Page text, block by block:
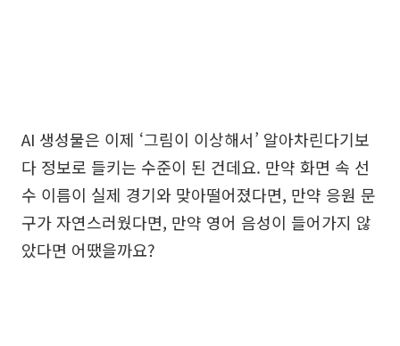
AI 생성물은 이제 ‘그림이 이상해서’ 알아차린다기보
다 정보로 들키는 수준이 된 건데요. 만약 화면 속 선
수 이름이 실제 경기와 맞아떨어졌다면, 만약 응원 문
구가 자연스러웠다면, 만약 영어 음성이 들어가지 않
았다면 어땠을까요?